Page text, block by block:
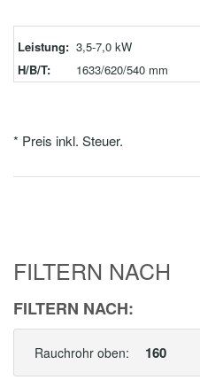
Leistung: 3,5-7,0 kW
H/B/T:
1633/620/540 mm
* Preis inkl. Steuer.
FILTERN NACH
FILTERN NACH:
Rauchrohr oben: 160